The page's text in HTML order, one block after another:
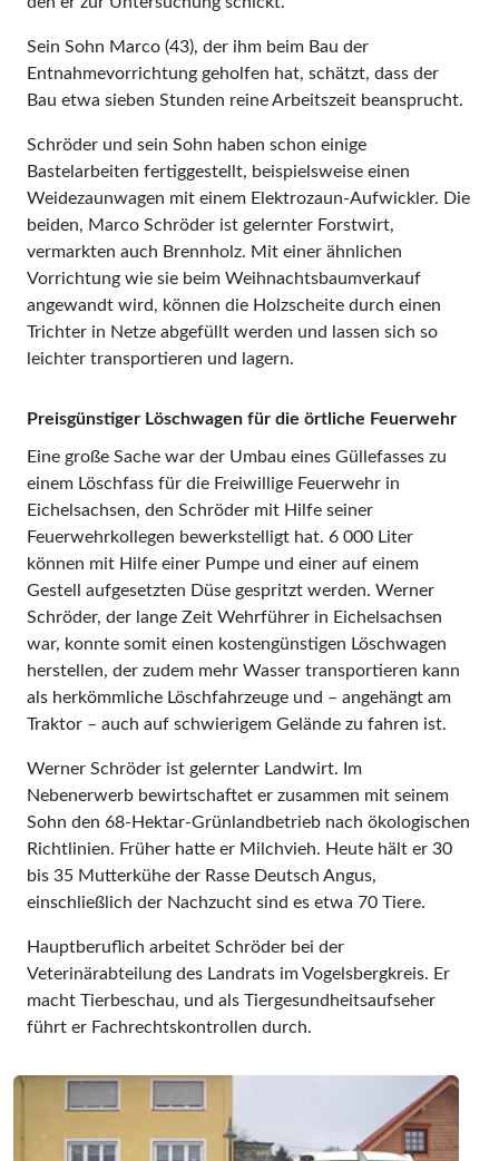
Sein Sohn Marco (43), der ihm beim Bau der
Entnahmevorrichtung geholfen hat, schätzt, dass der
Bau etwa sieben Stunden reine Arbeitszeit beansprucht.
Schröder und sein Sohn haben schon einige
Bastelarbeiten fertiggestellt, beispielsweise einen
Weidezaunwagen mit einem Elektrozaun-Aufwickler. Die
beiden, Marco Schröder ist gelernter Forstwirt,
vermarkten auch Brennholz. Mit einer ähnlichen
Vorrichtung wie sie beim Weihnachtsbaumverkauf
angewandt wird, können die Holzscheite durch einen
Trichter in Netze abgefüllt werden und lassen sich so
leichter transportieren und lagern.
Preisgünstiger Löschwagen für die örtliche Feuerwehr
Eine große Sache war der Umbau eines Güllefasses zu
einem Löschfass für die Freiwillige Feuerwehr in
Eichelsachsen, den Schröder mit Hilfe seiner
Feuerwehrkollegen bewerkstelligt hat. 6 000 Liter
können mit Hilfe einer Pumpe und einer auf einem
Gestell aufgesetzten Düse gespritzt werden. Werner
Schröder, der lange Zeit Wehrführer in Eichelsachsen
war, konnte somit einen kostengünstigen Löschwagen
herstellen, der zudem mehr Wasser transportieren kann
als herkömmliche Löschfahrzeuge und – angehängt am
Traktor – auch auf schwierigem Gelände zu fahren ist.
Werner Schröder ist gelernter Landwirt. Im
Nebenerwerb bewirtschaftet er zusammen mit seinem
Sohn den 68-Hektar-Grünlandbetrieb nach ökologischen
Richtlinien. Früher hatte er Milchvieh. Heute hält er 30
bis 35 Mutterkühe der Rasse Deutsch Angus,
einschließlich der Nachzucht sind es etwa 70 Tiere.
Hauptberuflich arbeitet Schröder bei der
Veterinärabteilung des Landrats im Vogelsbergkreis. Er
macht Tierbeschau, und als Tiergesundheitsaufseher
führt er Fachrechtskontrollen durch.